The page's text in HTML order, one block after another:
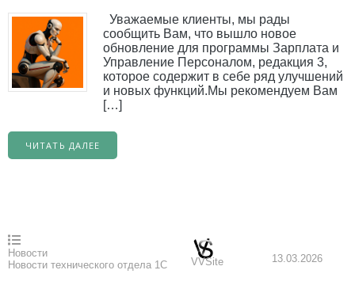
Уважаемые клиенты, мы рады
сообщить Вам, что вышло новое
обновление для программы Зарплата и
Управление Персоналом, редакция 3,
которое содержит в себе ряд улучшений
и новых функций.Мы рекомендуем Вам
[…]
ЧИТАТЬ ДАЛЕЕ
Новости
Новости технического отдела 1С
VVSite 13.03.2026